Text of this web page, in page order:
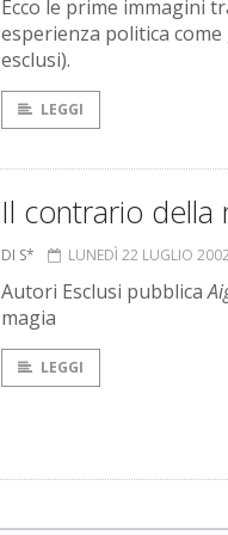
Ecco le prime immagini
esperienza politica
esclusi).
LEGGI
Il contrario della
DI S* LUNEDÌ 22 LUGLIO 2002
Autori Esclusi pubblica
magia
LEGGI